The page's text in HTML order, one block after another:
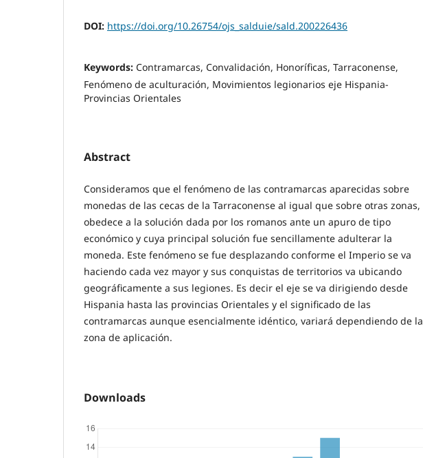
DOI: https://doi.org/10.26754/ojs_salduie/sald.200226436
Keywords: Contramarcas, Convalidación, Honoríficas, Tarraconense,
Fenómeno de aculturación, Movimientos legionarios eje Hispania-
Provincias Orientales
Abstract
Consideramos que el fenómeno de las contramarcas aparecidas sobre
monedas de las cecas de la Tarraconense al igual que sobre otras zonas,
obedece a la solución dada por los romanos ante un apuro de tipo
económico y cuya principal solución fue sencillamente adulterar la
moneda. Este fenómeno se fue desplazando conforme el Imperio se va
haciendo cada vez mayor y sus conquistas de territorios va ubicando
geográficamente a sus legiones. Es decir el eje se va dirigiendo desde
Hispania hasta las provincias Orientales y el significado de las
contramarcas aunque esencialmente idéntico, variará dependiendo de la
zona de aplicación.
Downloads